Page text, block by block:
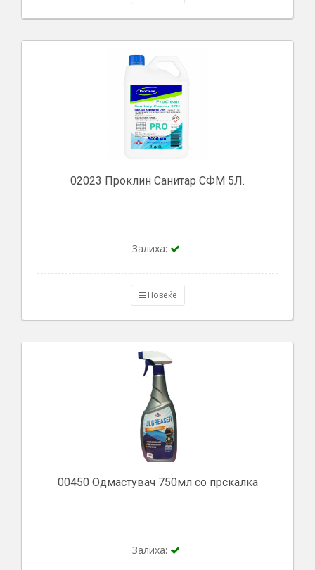
02023 Проклин Санитар СФМ 5Л.
Залиха:
Повеќе
00450 Одмастувач 750мл со прскалка
Залиха: